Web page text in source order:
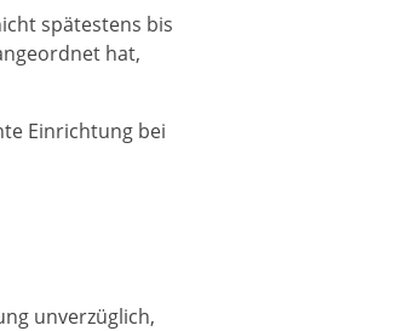
spätestens bis
hat,
Einrichtung bei
unverzüglich,